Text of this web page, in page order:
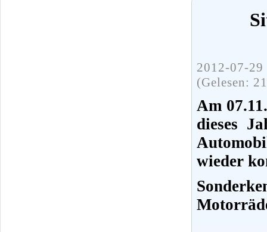
2012-07-
(Gelesen:
Am
dieses
wieder